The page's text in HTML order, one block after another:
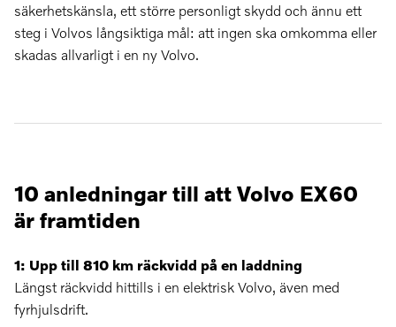
säkerhetskänsla, ett större personligt skydd och ännu ett
steg i Volvos långsiktiga mål: att ingen ska omkomma eller
skadas allvarligt i en ny Volvo.
10 anledningar till att Volvo EX60
är framtiden
1: Upp till 810 km räckvidd på en laddning
Längst räckvidd hittills i en elektrisk Volvo, även med
fyrhjulsdrift.